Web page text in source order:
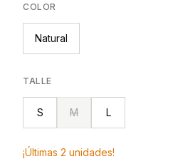
COLOR
Natural
TALLE
S M L
¡Últimas 2 unidades!